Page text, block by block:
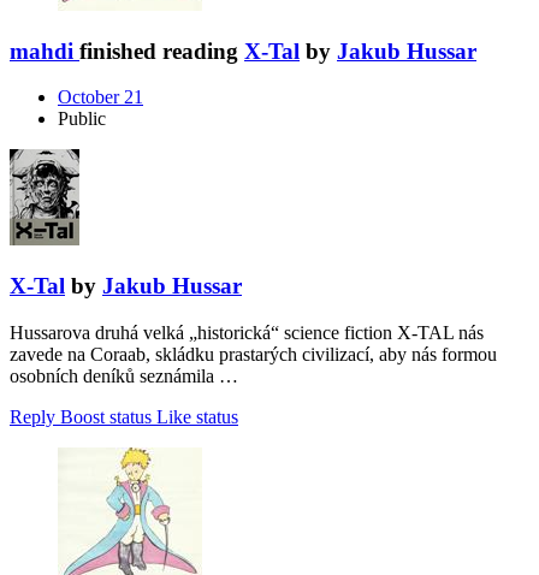
mahdi finished reading X-Tal by Jakub Hussar
October 21
Public
X-Tal by Jakub Hussar
Hussarova druhá velká „historická“ science fiction X-TAL nás
zavede na Coraab, skládku prastarých civilizací, aby nás formou
osobních deníků seznámila …
Reply Boost status Like status